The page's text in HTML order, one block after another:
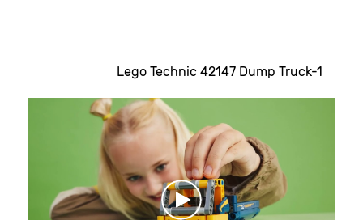
Lego Technic 42147 Dump Truck-1